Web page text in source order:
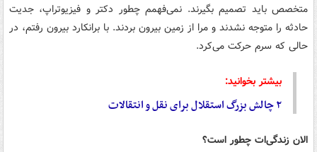
متخصص باید تصمیم بگیرند. نمی‌فهمم چطور دکتر و فیزیوتراپ، جدیت
حادثه را متوجه نشدند و مرا از زمین بیرون بردند. با برانکارد بیرون رفتم، در
حالی که سرم حرکت می‌کرد.
بیشتر بخوانید:
۲ چالش بزرگ استقلال برای نقل و انتقالات
الان زندگی‌ات چطور است؟